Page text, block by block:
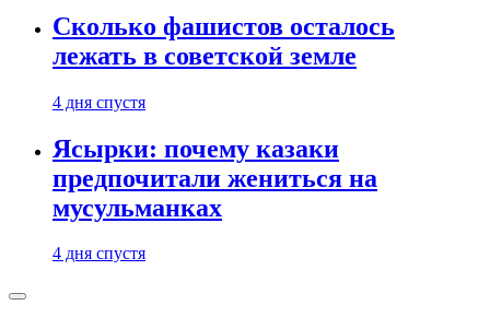
Сколько фашистов осталось
лежать в советской земле
4 дня спустя
Ясырки: почему казаки
предпочитали жениться на
мусульманках
4 дня спустя